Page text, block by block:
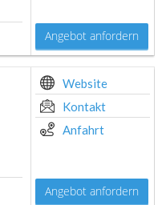
Angebot anfordern
Website
Kontakt
Anfahrt
Angebot anfordern